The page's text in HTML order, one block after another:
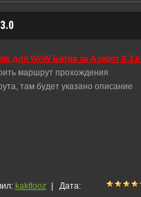
для WoW Битва за Азерот 8.3.0
маршрут прохождения
там будет указано описание
kakttooz |
Дата: